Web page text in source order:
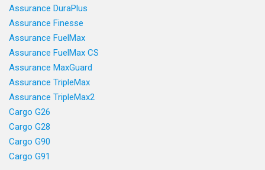
Assurance DuraPlus
Assurance Finesse
Assurance FuelMax
Assurance FuelMax CS
Assurance MaxGuard
Assurance TripleMax
Assurance TripleMax2
Cargo G26
Cargo G28
Cargo G90
Cargo G91